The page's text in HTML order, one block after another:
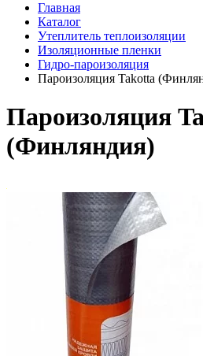
Главная
Каталог
Утеплитель теплоизоляции
Изоляционные пленки
Гидро-пароизоляция
Пароизоляция Takotta
Пароизоляция
(Финляндия)